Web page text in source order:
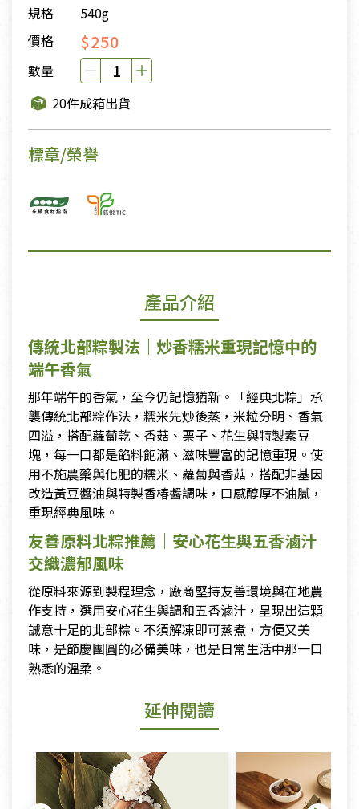
規格
540g
價格
$250
數量
20件成箱出貨
標章/榮譽
產品介紹
傳統北部粽製法｜炒香糯米重現記憶中的
端午香氣
那年端午的香氣，至今仍記憶猶新。「經典北粽」承
襲傳統北部粽作法，糯米先炒後蒸，米粒分明、香氣
四溢，搭配蘿蔔乾、香菇、栗子、花生與特製素豆
塊，每一口都是餡料飽滿、滋味豐富的記憶重現。使
用不施農藥與化肥的糯米、蘿蔔與香菇，搭配非基因
改造黃豆醬油與特製香椿醬調味，口感醇厚不油膩，
重現經典風味。
友善原料北粽推薦｜安心花生與五香滷汁
交織濃郁風味
從原料來源到製程理念，廠商堅持友善環境與在地農
作支持，選用安心花生與調和五香滷汁，呈現出這顆
誠意十足的北部粽。不須解凍即可蒸煮，方便又美
味，是節慶團圓的必備美味，也是日常生活中那一口
熟悉的溫柔。
延伸閱讀